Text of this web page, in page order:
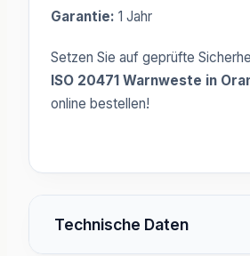
Garantie: 1 Jahr
Setzen Sie auf geprüfte
ISO 20471 Warnweste in
online bestellen!
Technische Daten